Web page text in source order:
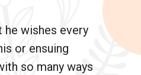
he wishes every
or ensuing
so many ways